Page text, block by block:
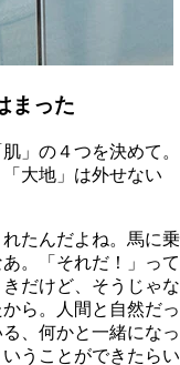
まった
」の４つを決めて。
大地」は外せない
たんだよね。馬に乗
。「それだ！」って
だけど、そうじゃな
ら。人間と自然だっ
、何かと一緒になっ
うことができたらい